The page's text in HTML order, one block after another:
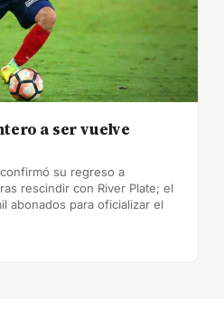
a ser vuelve
su regreso a
rescindir con River Plate; el
abonados para oficializar el